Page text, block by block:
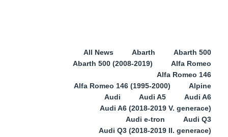
All News Abarth
Abarth 500
Abarth 500 (2008-2019)
Alfa Romeo
Alfa Romeo 146
Alfa Romeo 146 (1995-2000)
Alpine
Audi
Audi A5
Audi A6
Audi A6 (2018-2019 V. generace)
Audi e-tron
Audi Q3
Audi Q3 (2018-2019 II. generace)